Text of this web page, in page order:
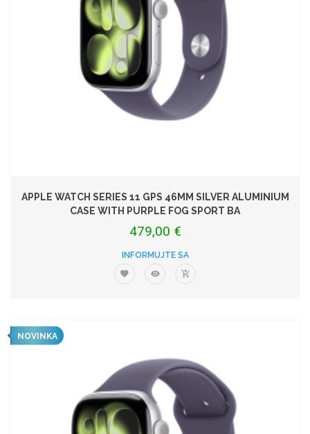
APPLE WATCH SERIES 11 GPS 46MM SILVER ALUMINIUM
CASE WITH PURPLE FOG SPORT BA
479,00 €
INFORMUJTE SA
NOVINKA